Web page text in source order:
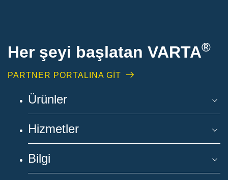
Her şeyi başlatan VARTA®
PARTNER PORTALINA GİT
Ürünler
Hizmetler
Bilgi